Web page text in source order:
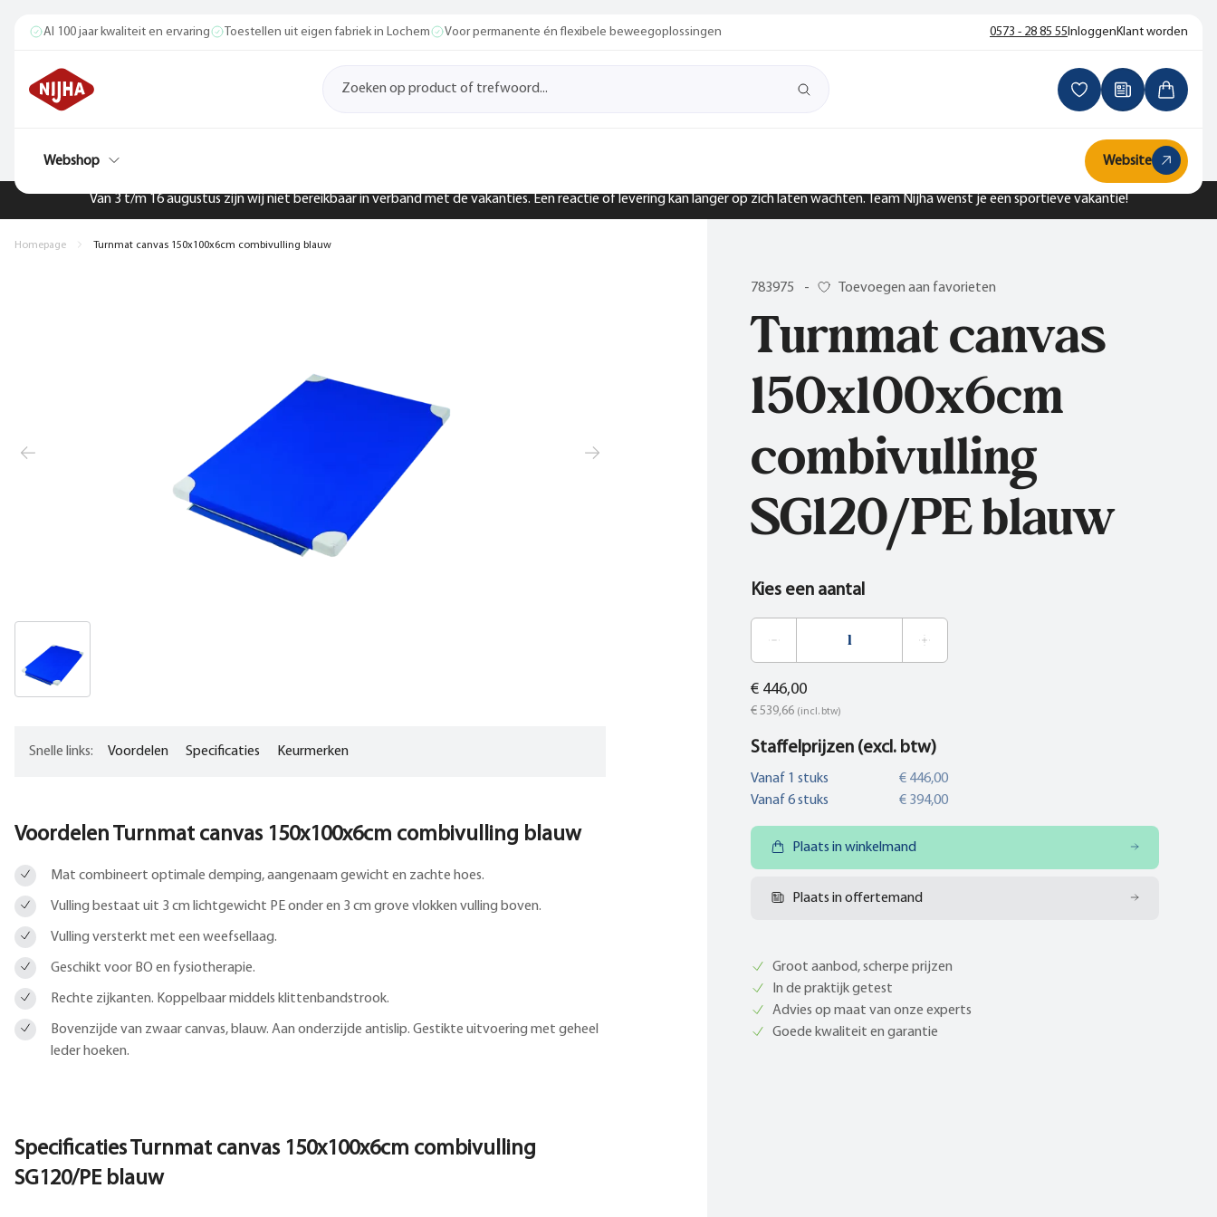
Van 3 t/m 16 augustus zijn wij niet bereikbaar in verband met de vakanties. Een reactie of levering kan langer op zich laten wachten. Team Nijha wenst je een sportieve vakantie!
Al 100 jaar kwaliteit en ervaring Toestellen uit eigen fabriek in Lochem Voor permanente én flexibele beweegoplossingen 0573 - 28 85 55InloggenKlant worden
Webshop Website
783975 - Toevoegen aan favorieten
Turnmat canvas
150x100x6cm
combivulling
SG120/PE blauw
Kies een aantal
€ 446,00
€ 539,66 (incl. btw)
Staffelprijzen (excl. btw)
Vanaf 1 stuks
€ 446,00
Vanaf6stuks € 394,00
Plaats in winkelmand
Plaats in offertemand
Groot aanbod, scherpe prijzen
In de praktijk getest
Advies op maat van onze experts
Goede kwaliteit en garantie
Homepage Turnmat canvas 150x100x6cm combivulling blauw
Snelle links: Voordelen Specificaties Keurmerken
Voordelen Turnmat canvas 150x100x6cm combivulling blauw
Mat combineert optimale demping, aangenaam gewicht en zachte hoes.
Vulling bestaat uit 3 cm lichtgewicht PE onder en 3 cm grove vlokken vulling boven.
Vulling versterkt met een weefsellaag.
Geschikt voor BO en fysiotherapie.
Rechte zijkanten. Koppelbaar middels klittenbandstrook.
Bovenzijde van zwaar canvas, blauw. Aan onderzijde antislip. Gestikte uitvoering met geheel
leder hoeken.
Specificaties Turnmat canvas 150x100x6cm combivulling
SG120/PE blauw